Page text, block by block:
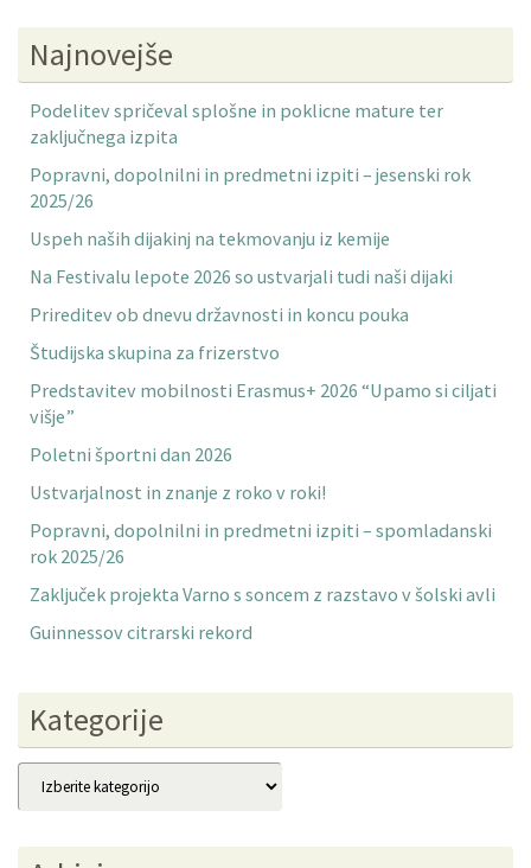
Najnovejše
Podelitev spričeval splošne in poklicne mature ter
zaključnega izpita
Popravni, dopolnilni in predmetni izpiti – jesenski rok
2025/26
Uspeh naših dijakinj na tekmovanju iz kemije
Na Festivalu lepote 2026 so ustvarjali tudi naši dijaki
Prireditev ob dnevu državnosti in koncu pouka
Študijska skupina za frizerstvo
Predstavitev mobilnosti Erasmus+ 2026 “Upamo si ciljati
višje”
Poletni športni dan 2026
Ustvarjalnost in znanje z roko v roki!
Popravni, dopolnilni in predmetni izpiti – spomladanski
rok 2025/26
Zaključek projekta Varno s soncem z razstavo v šolski avli
Guinnessov citrarski rekord
Kategorije
Kategorije